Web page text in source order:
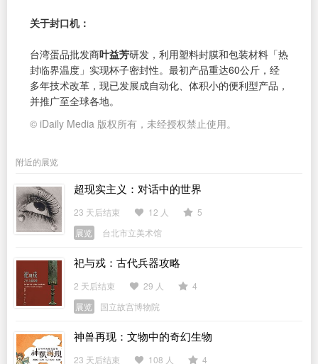
关于封口机：
台湾蛋品批发商叶益芳研发，利用塑料封膜和包装材料「热
封临界温度」实现杯子密封性。最初产品重达60公斤，经
多年技术改革，现已发展成自动化、体积小的便利型产品，
并推广至全球各地。
© iDaily Media 版权所有，未经授权禁止使用。
附近的展览
超现实主义：对话中的世界
23 天后结束 12 人
5
展览
台北市立美术馆
祀与戎：古代兵器攻略
2 天后结束 29 人
4
展览
国立故宫博物院
神兽再现：文物中的奇幻生物
23 天后结束 108 人 4